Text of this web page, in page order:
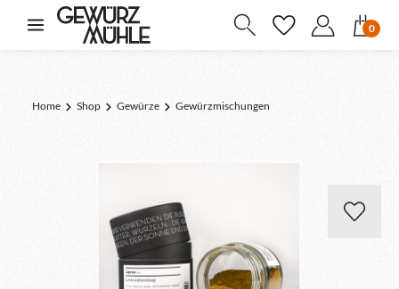
springen
0
Home Shop Gewürze Gewürzmischungen